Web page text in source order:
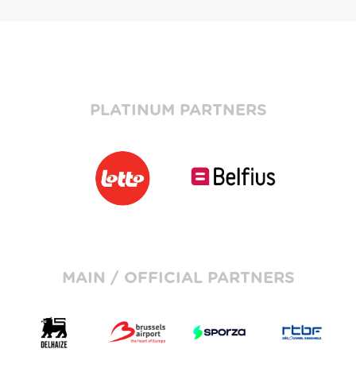
PLATINUM PARTNERS
MAIN / OFFICIAL PARTNERS